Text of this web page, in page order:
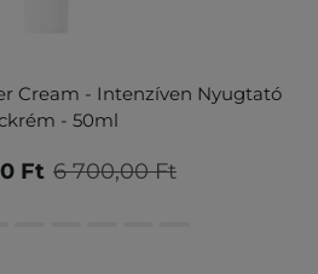
Cream - Intenzíven Nyugtató
- 50ml
6 700,00 Ft
Ft